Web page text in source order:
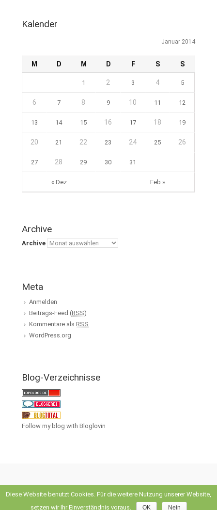
Kalender
Januar 2014
M D M D F S S
« Dez Feb »
1 2 3 4 5
6 7 8 9 10 11 12
13 14 15 16 17 18 19
20 21 22 23 24 25 26
27 28 29 30 31
Archive
Archive
Meta
Anmelden
Beitrags-Feed (RSS)
Kommentare als RSS
WordPress.org
Blog-Verzeichnisse
Follow my blog with Bloglovin
theme by Theme4Press • Powered byWordPress
Diese Website benutzt Cookies. Für die weitere Nutzung unserer Website,
setzen wir Ihr Einverständnis voraus.
OK Nein